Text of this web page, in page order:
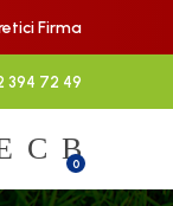
Firma
394 72 49
0